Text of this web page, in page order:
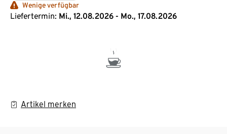
Wenige verfügbar
Liefertermin: Mi., 12.08.2026 - Mo., 17.08.2026
Artikel merken